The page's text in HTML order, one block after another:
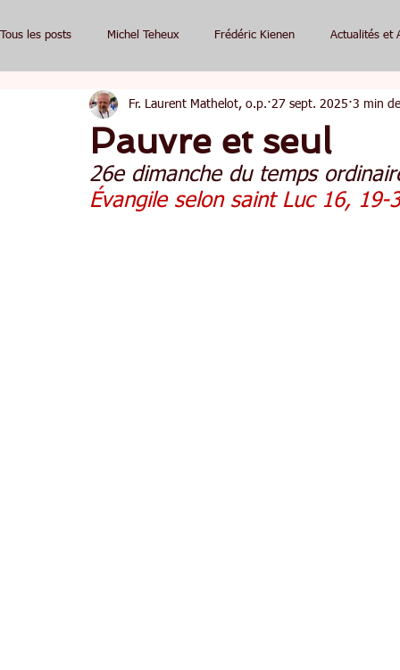
Tous les posts Michel Teheux Frédéric Kienen Actualités et
Pauvre et seul
Fr. Laurent Mathelot, o.p. 27 sept. 2025 3 min
26e dimanche du temps
Évangile selon saint Luc 16, 19-